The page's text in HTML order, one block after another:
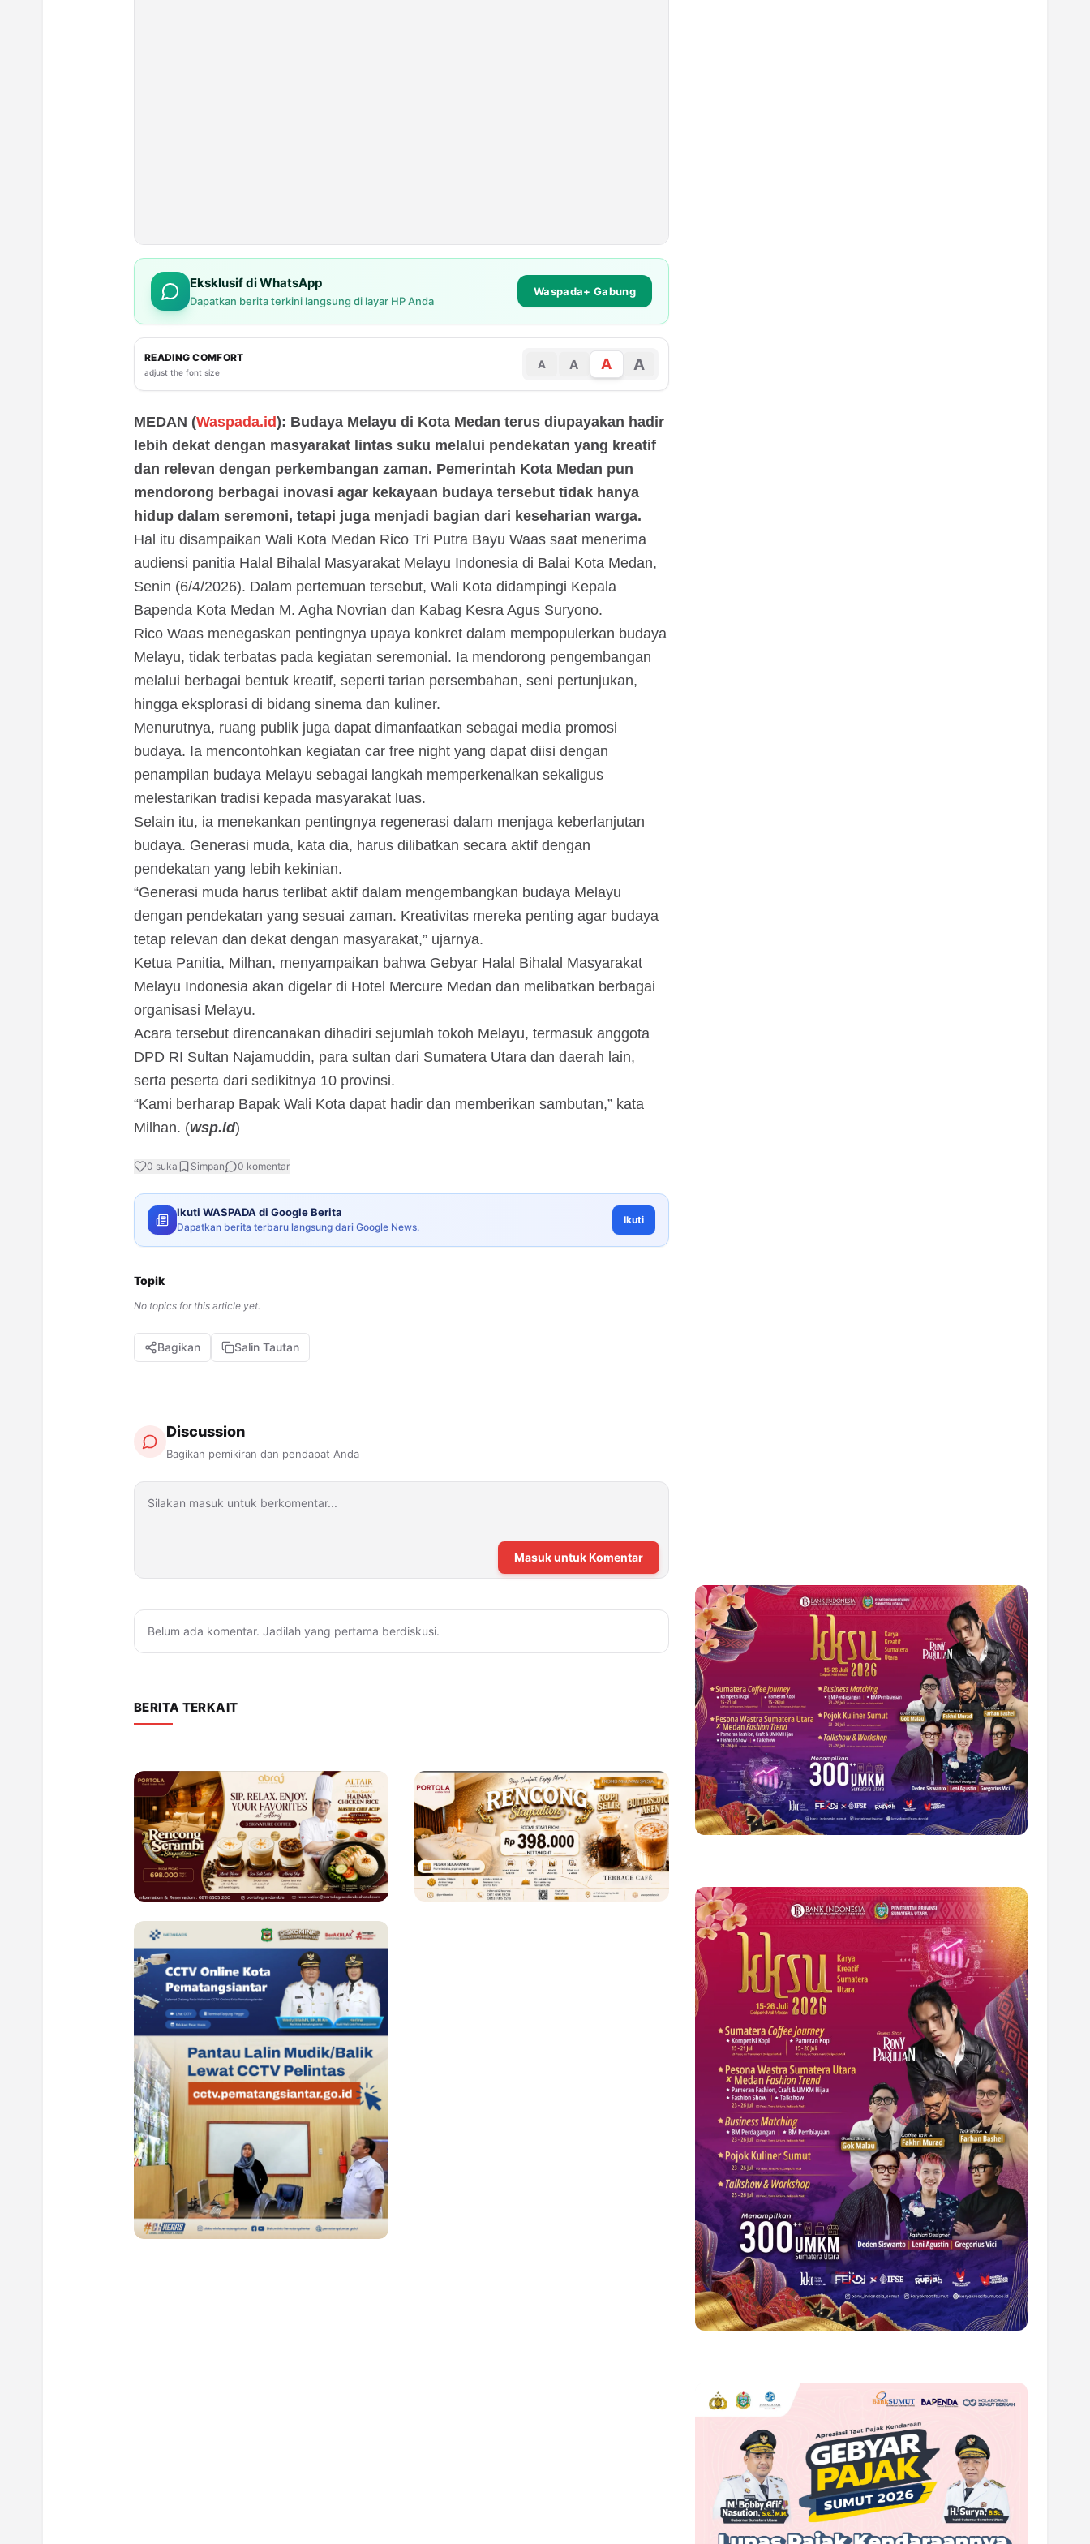
Eksklusif di WhatsApp
Dapatkan berita terkini langsung di layar HP Anda
Waspada+ Gabung
READING COMFORT
adjust the font size
A A A A
MEDAN (Waspada.id): Budaya Melayu di Kota Medan terus diupayakan hadir
lebih dekat dengan masyarakat lintas suku melalui pendekatan yang kreatif
dan relevan dengan perkembangan zaman. Pemerintah Kota Medan pun
mendorong berbagai inovasi agar kekayaan budaya tersebut tidak hanya
hidup dalam seremoni, tetapi juga menjadi bagian dari keseharian warga.
Hal itu disampaikan Wali Kota Medan Rico Tri Putra Bayu Waas saat menerima
audiensi panitia Halal Bihalal Masyarakat Melayu Indonesia di Balai Kota Medan,
Senin (6/4/2026). Dalam pertemuan tersebut, Wali Kota didampingi Kepala
Bapenda Kota Medan M. Agha Novrian dan Kabag Kesra Agus Suryono.
Rico Waas menegaskan pentingnya upaya konkret dalam mempopulerkan budaya
Melayu, tidak terbatas pada kegiatan seremonial. Ia mendorong pengembangan
melalui berbagai bentuk kreatif, seperti tarian persembahan, seni pertunjukan,
hingga eksplorasi di bidang sinema dan kuliner.
Menurutnya, ruang publik juga dapat dimanfaatkan sebagai media promosi
budaya. Ia mencontohkan kegiatan car free night yang dapat diisi dengan
penampilan budaya Melayu sebagai langkah memperkenalkan sekaligus
melestarikan tradisi kepada masyarakat luas.
Selain itu, ia menekankan pentingnya regenerasi dalam menjaga keberlanjutan
budaya. Generasi muda, kata dia, harus dilibatkan secara aktif dengan
pendekatan yang lebih kekinian.
“Generasi muda harus terlibat aktif dalam mengembangkan budaya Melayu
dengan pendekatan yang sesuai zaman. Kreativitas mereka penting agar budaya
tetap relevan dan dekat dengan masyarakat,” ujarnya.
Ketua Panitia, Milhan, menyampaikan bahwa Gebyar Halal Bihalal Masyarakat
Melayu Indonesia akan digelar di Hotel Mercure Medan dan melibatkan berbagai
organisasi Melayu.
Acara tersebut direncanakan dihadiri sejumlah tokoh Melayu, termasuk anggota
DPD RI Sultan Najamuddin, para sultan dari Sumatera Utara dan daerah lain,
serta peserta dari sedikitnya 10 provinsi.
“Kami berharap Bapak Wali Kota dapat hadir dan memberikan sambutan,” kata
Milhan. (wsp.id)
0 suka Simpan 0 komentar
Ikuti WASPADA di Google Berita
Dapatkan berita terbaru langsung dari Google News.
Ikuti
Topik
No topics for this article yet.
Bagikan Salin Tautan
Discussion
Bagikan pemikiran dan pendapat Anda
Masuk untuk Komentar
Belum ada komentar. Jadilah yang pertama berdiskusi.
BERITA TERKAIT